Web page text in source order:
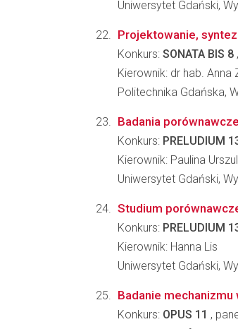
Uniwersytet Gdański,
Projektowanie,
Konkurs: SONATA BIS 8
Kierownik: dr hab. Anna
Politechnika Gdańska,
Badania
Konkurs: PRELUDIUM
Kierownik: Paulina
Uniwersytet Gdański,
Studium
Konkurs: PRELUDIUM
Kierownik: Hanna Lis
Uniwersytet Gdański,
Badanie
Konkurs: OPUS 11 ,